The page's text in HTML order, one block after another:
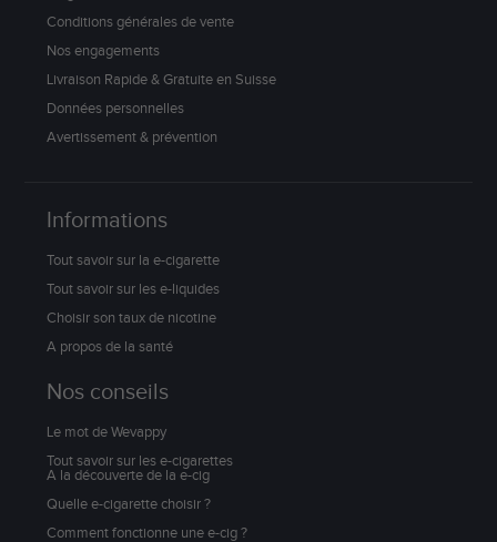
Conditions générales de vente
Nos engagements
Livraison Rapide & Gratuite en Suisse
Données personnelles
Avertissement & prévention
Informations
Tout savoir sur la e-cigarette
Tout savoir sur les e-liquides
Choisir son taux de nicotine
A propos de la santé
Nos conseils
Le mot de Wevappy
Tout savoir sur les e-cigarettes
A la découverte de la e-cig
Quelle e-cigarette choisir ?
Comment fonctionne une e-cig ?